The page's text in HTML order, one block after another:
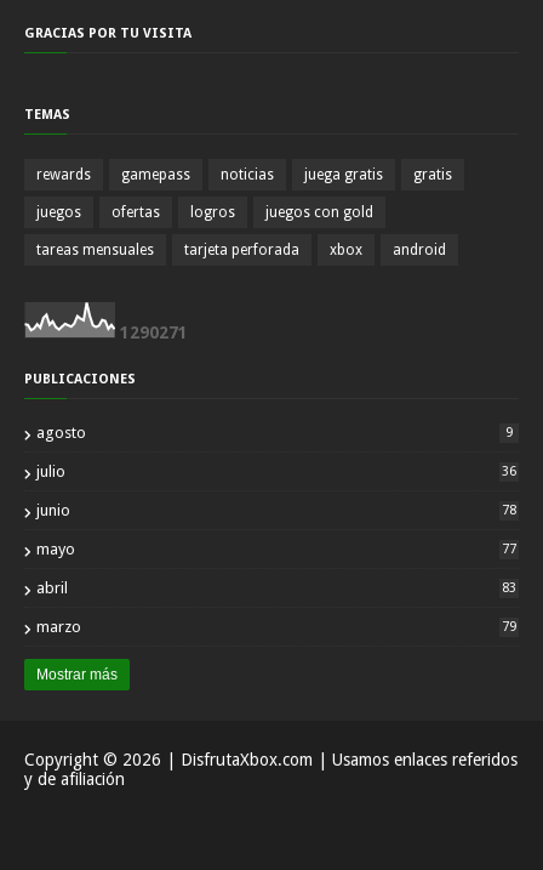
GRACIAS POR TU VISITA
TEMAS
rewards gamepass noticias juega gratis gratis
juegos ofertas logros juegos con gold
tareas mensuales tarjeta perforada xbox android
1 290271
PUBLICACIONES
agosto 9
julio 36
junio 78
mayo 77
abril 83
marzo 79
Mostrar más
Copyright © 2026 | DisfrutaXbox.com | Usamos enlaces referidos
y de afiliación